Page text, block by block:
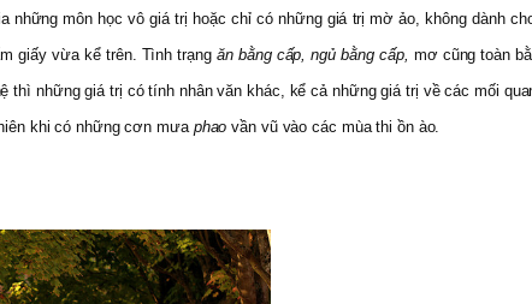
những môn học vô giá trị hoặc chỉ có những giá trị mờ ảo, không dành
giấy vừa kể trên. Tình trạng ăn bằng cấp, ngủ bằng cấp, mơ cũng toàn
những giá trị có tính nhân văn khác, kể cả những giá trị về các mối
khi có những cơn mưa phao vần vũ vào các mùa thi ồn ào.